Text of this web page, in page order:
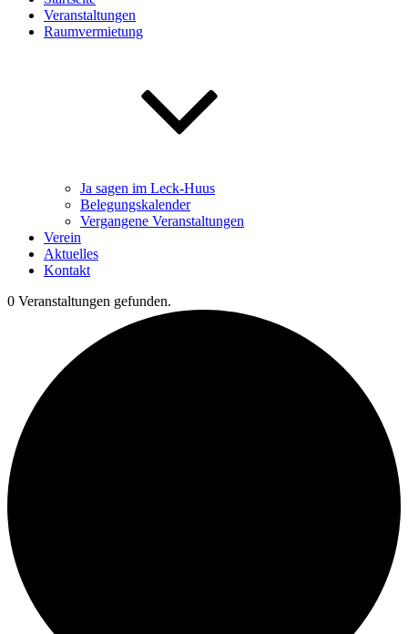
Veranstaltungen
Raumvermietung
Ja sagen im Leck-Huus
Belegungskalender
Vergangene Veranstaltungen
Verein
Aktuelles
Kontakt
0 Veranstaltungen gefunden.